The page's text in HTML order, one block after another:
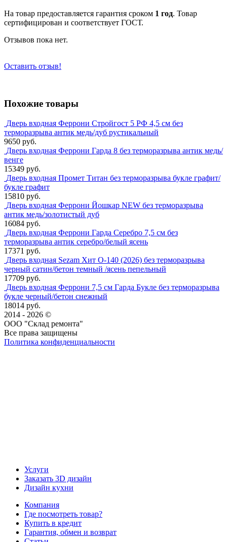
На товар предоставляется гарантия сроком 1 год. Товар
сертифицирован и соответствует ГОСТ.
Отзывов пока нет.
Оставить отзыв!
Похожие товары
Дверь входная Феррони Стройгост 5 РФ 4,5 см без
терморазрыва антик медь/дуб рустикальный
9650 руб.
Дверь входная Феррони Гарда 8 без терморазрыва антик медь/
венге
15349 руб.
Дверь входная Промет Титан без терморазрыва букле графит/
букле графит
15810 руб.
Дверь входная Феррони Йошкар NEW без терморазрыва
антик медь/золотистый дуб
16084 руб.
Дверь входная Феррони Гарда Серебро 7,5 см без
терморазрыва антик серебро/белый ясень
17371 руб.
Дверь входная Sezam Хит О-140 (2026) без терморазрыва
черный сатин/бетон темный /ясень пепельный
17709 руб.
Дверь входная Феррони 7,5 см Гарда Букле без терморазрыва
букле черный/бетон снежный
18014 руб.
2014 - 2026 ©
ООО "Склад ремонта"
Все права защищены
Политика конфиденциальности
Услуги
Заказать 3D дизайн
Дизайн кухни
Компания
Где посмотреть товар?
Купить в кредит
Гарантия, обмен и возврат